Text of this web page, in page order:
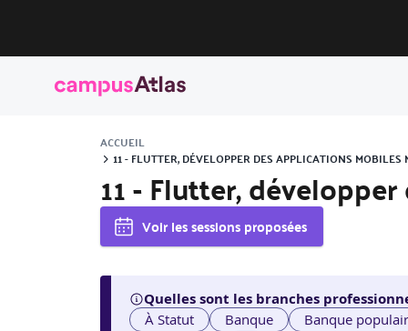
ACCUEIL
11 - FLUTTER, DÉVELOPPER DES APPLICATIONS
11 - Flutter,
Voir les sessions proposées
Quelles sont les branches
À Statut Banque Banque